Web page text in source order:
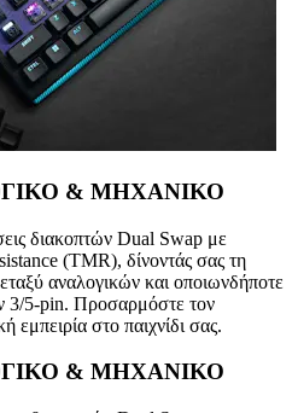
& ΜΗΧΑΝΙΚΟ
διακοπτών Dual Swap με
(TMR), δίνοντάς σας τη
αναλογικών και οποιωνδήποτε
3/5-pin. Προσαρμόστε τον
εμπειρία στο παιχνίδι σας.
& ΜΗΧΑΝΙΚΟ